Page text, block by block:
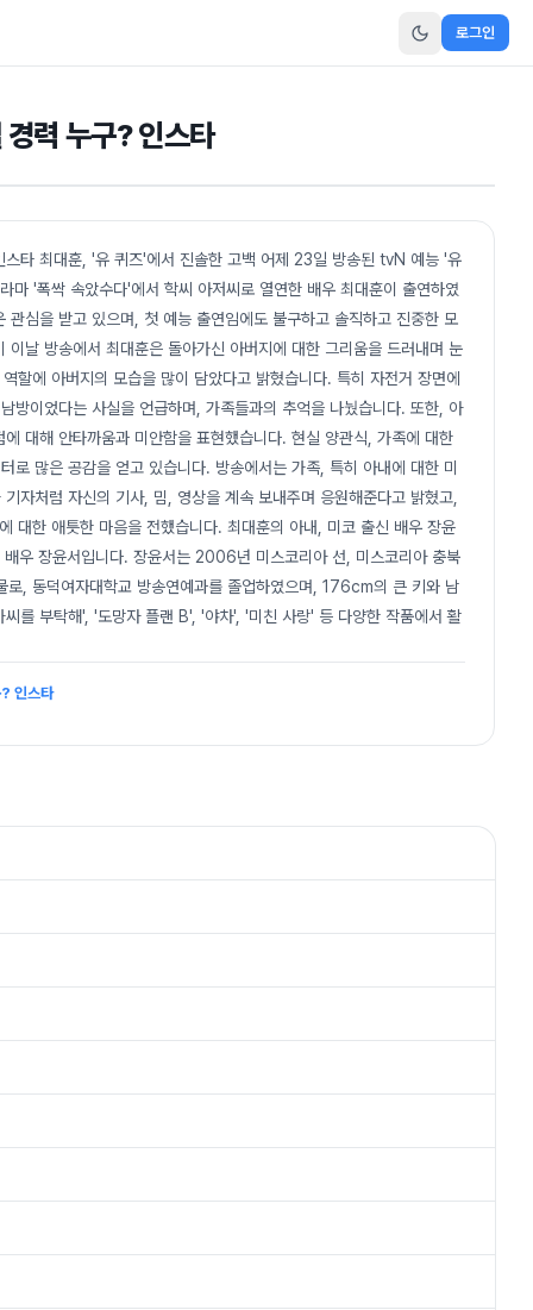
로그인
력 누구? 인스타
타 최대훈, '유 퀴즈'에서 진솔한 고백 어제 23일 방송된 tvN 예능 '유
'폭싹 속았수다'에서 학씨 아저씨로 열연한 배우 최대훈이 출연하였
심을 받고 있으며, 첫 예능 출연임에도 불구하고 솔직하고 진중한 모
날 방송에서 최대훈은 돌아가신 아버지에 대한 그리움을 드러내며 눈
할에 아버지의 모습을 많이 담았다고 밝혔습니다. 특히 자전거 장면에
방이었다는 사실을 언급하며, 가족들과의 추억을 나눴습니다. 또한, 아
대해 안타까움과 미안함을 표현했습니다. 현실 양관식, 가족에 대한
로 많은 공감을 얻고 있습니다. 방송에서는 가족, 특히 아내에 대한 미
자처럼 자신의 기사, 밈, 영상을 계속 보내주며 응원해준다고 밝혔고,
대한 애틋한 마음을 전했습니다. 최대훈의 아내, 미코 출신 배우 장윤
우 장윤서입니다. 장윤서는 2006년 미스코리아 선, 미스코리아 충북
, 동덕여자대학교 방송연예과를 졸업하였으며, 176cm의 큰 키와 남
를 부탁해', '도망자 플랜 B', '야차', '미친 사랑' 등 다양한 작품에서 활
인스타